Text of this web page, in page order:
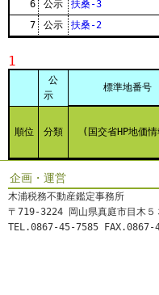
6
公示 扶桑-3
7
公示 扶桑-2
1
公
示
標準地番号
順位 分類 (国交省HP地価
企画・運営
木浦税務不動産鑑定事務所
〒719-3224 岡山県真庭市目木５
TEL.0867-45-7585 FAX.0867-